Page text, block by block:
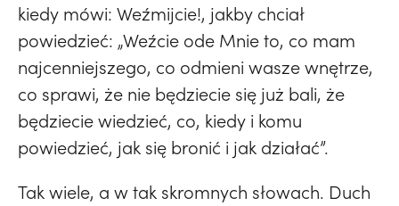
kiedy mówi: Weźmijcie!, jakby chciał
powiedzieć: „Weźcie ode Mnie to, co mam
najcenniejszego, co odmieni wasze wnętrze,
co sprawi, że nie będziecie się już bali, że
będziecie wiedzieć, co, kiedy i komu
powiedzieć, jak się bronić i jak działać”.
Tak wiele, a w tak skromnych słowach. Duch